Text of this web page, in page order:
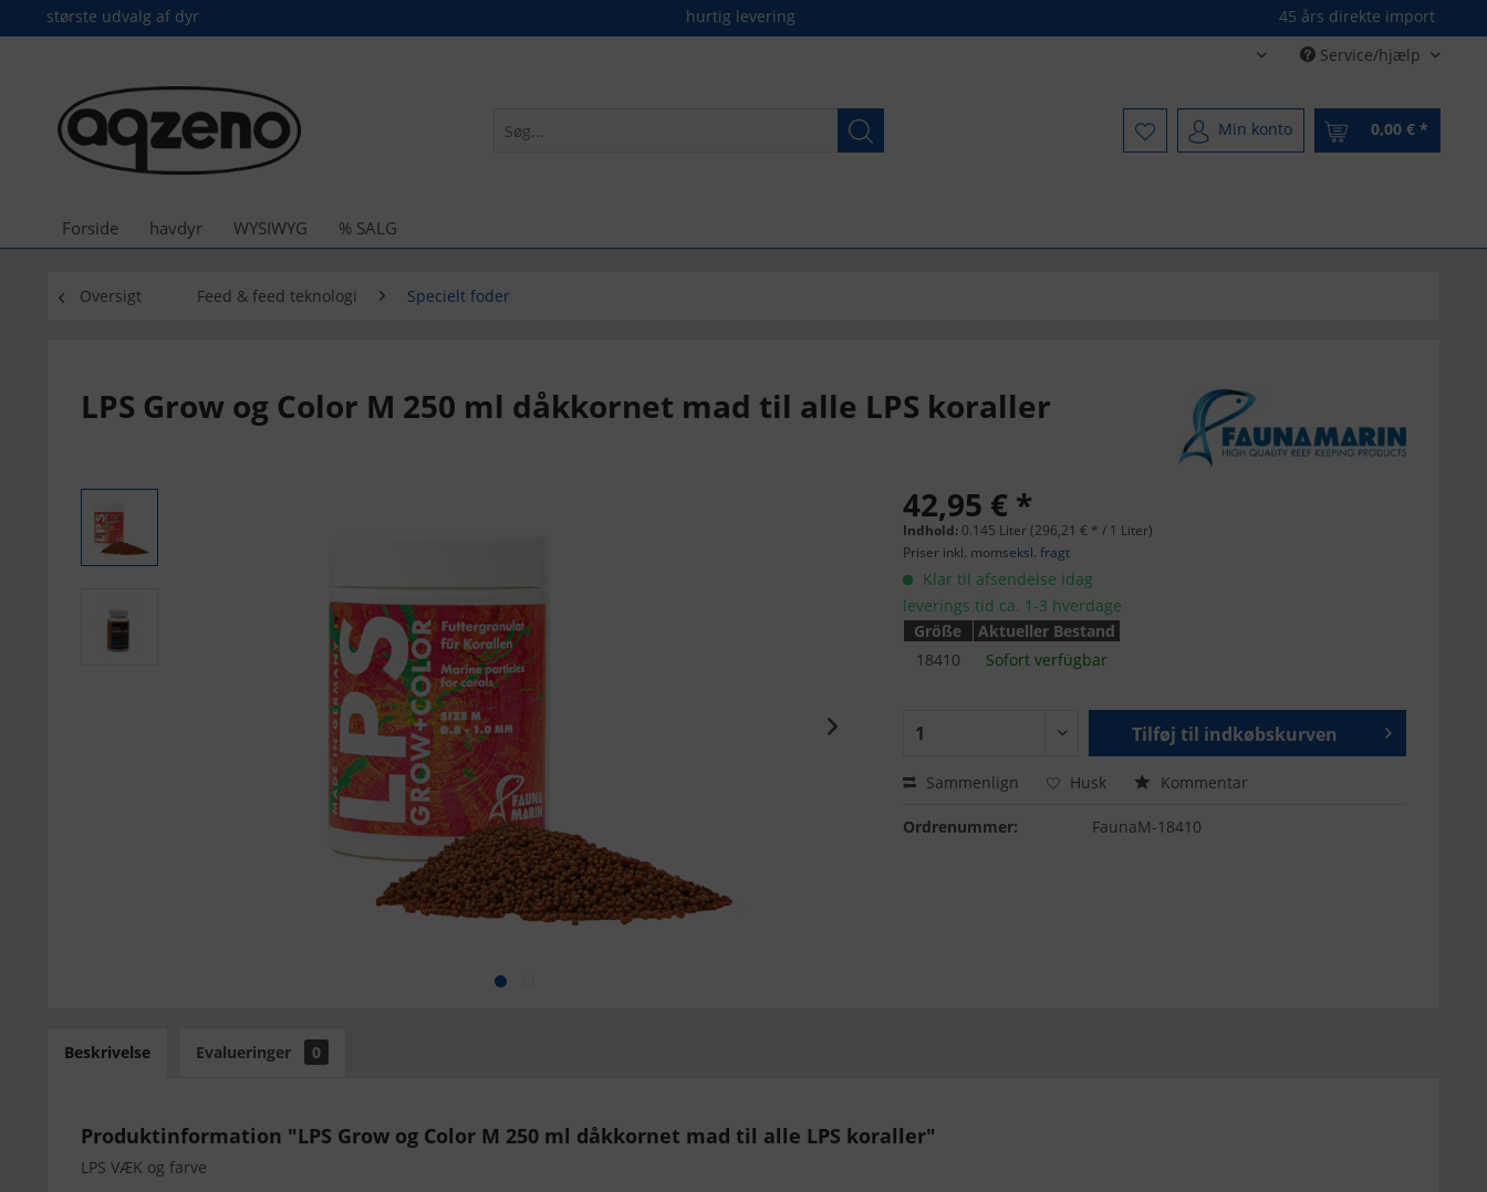
største udvalg af dyr hurtig levering 45 års direkte import
Dänisch - DanishService/hjælp
Min konto 0,00 € *
Forside havdyr WYSIWYG % SALG
Oversigt Feed & feed teknologi Specielt foder
LPS Grow og Color M 250 ml dåkkornet mad til alle LPS koraller
42,95 € *
Indhold: 0.145 Liter (296,21 € * / 1 Liter)
Priser inkl. momseksl. fragt
Klar til afsendelse idag
leverings tid ca. 1-3 hverdage
Größe
Aktueller Bestand
18410
Sofort verfügbar
Tilføj til indkøbskurven
Sammenlign Husk Kommentar
Ordrenummer: FaunaM-18410
Beskrivelse Evalueringer 0
Produktinformation "LPS Grow og Color M 250 ml dåkkornet mad til alle LPS koraller"
LPS VÆK og farve